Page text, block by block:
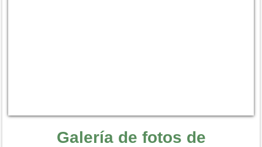
Galería de fotos de